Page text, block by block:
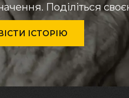
Поділіться
ІСТОРІЮ